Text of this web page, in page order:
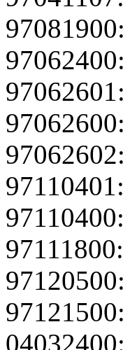
97081900:
97062400:
97062601:
97062600:
97062602:
97110401:
97110400:
97111800:
97120500:
97121500:
04032400: